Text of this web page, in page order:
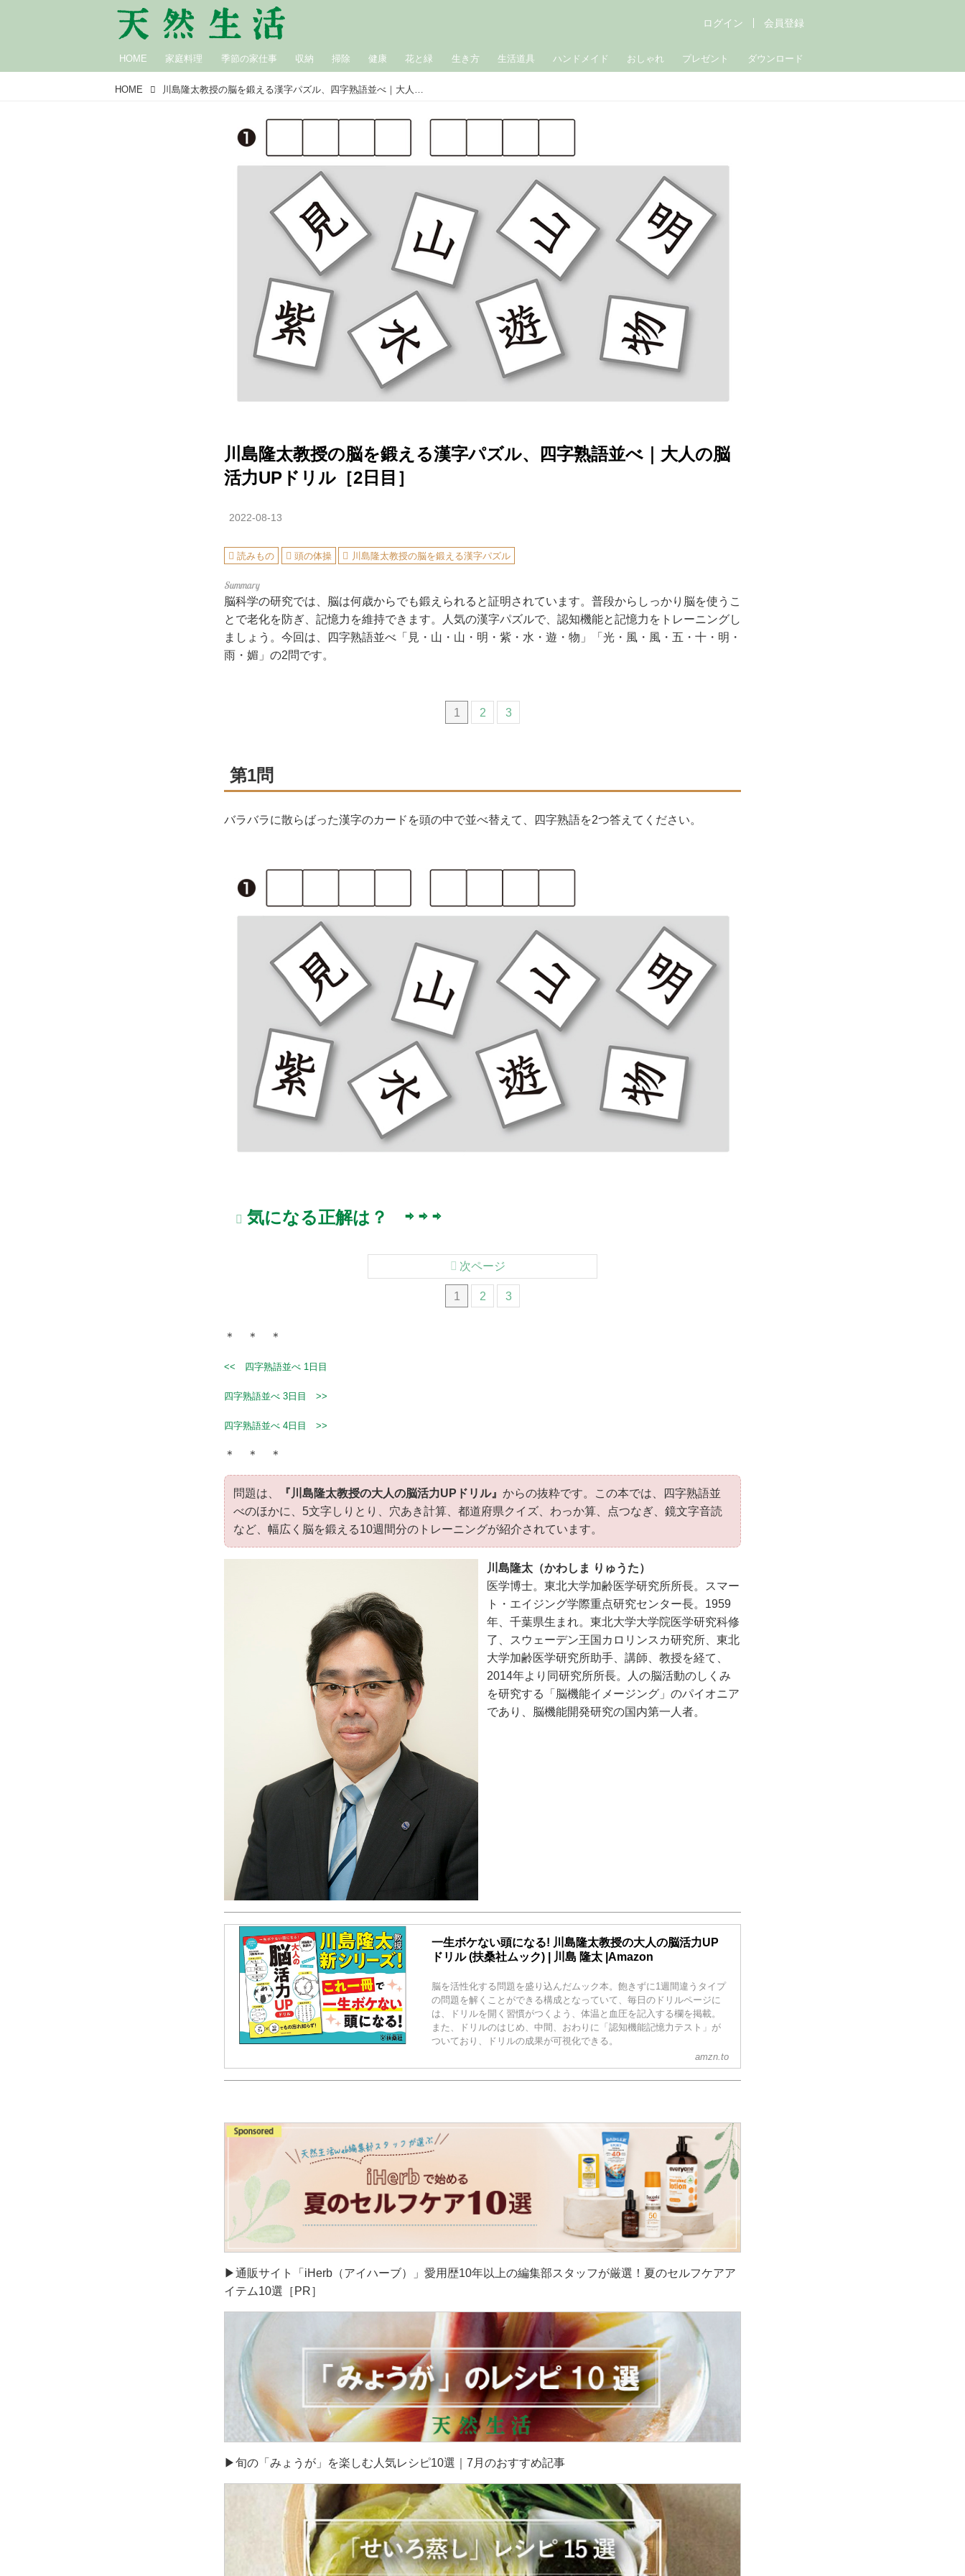
HOME 家庭料理 季節の家仕事 収納 掃除 健康 花と緑 生き方 生活道具 ハンドメイド おしゃれ プレゼント ダウンロード
ログイン 会員登録
HOME 川島隆太教授の脳を鍛える漢字パズル、四字熟語並べ｜大人の脳活力UPドリル［2日目］
川島隆太教授の脳を鍛える漢字パズル、四字熟語並べ｜大人の脳
活力UPドリル［2日目］
2022-08-13
読みもの 頭の体操 川島隆太教授の脳を鍛える漢字パズル
脳科学の研究では、脳は何歳からでも鍛えられると証明されています。普段からしっかり脳を使うこ
とで老化を防ぎ、記憶力を維持できます。人気の漢字パズルで、認知機能と記憶力をトレーニングし
ましょう。今回は、四字熟語並べ「見・山・山・明・紫・水・遊・物」「光・風・風・五・十・明・
雨・媚」の2問です。
1 2 3
第1問
バラバラに散らばった漢字のカードを頭の中で並べ替えて、四字熟語を2つ答えてください。
気になる正解は？ ⇨ ⇨ ⇨
1 2 3
次ページ
＊ ＊ ＊
<< 四字熟語並べ 1日目
四字熟語並べ 3日目 >>
四字熟語並べ 4日目 >>
＊ ＊ ＊
問題は、 『川島隆太教授の大人の脳活力UPドリル』 からの抜粋です。この本では、四字熟語並
べのほかに、5文字しりとり、穴あき計算、都道府県クイズ、わっか算、点つなぎ、鏡文字音読
など、幅広く脳を鍛える10週間分のトレーニングが紹介されています。
川島隆太（かわしま りゅうた）
医学博士。東北大学加齢医学研究所所長。スマー
ト・エイジング学際重点研究センター長。1959
年、千葉県生まれ。東北大学大学院医学研究科修
了、スウェーデン王国カロリンスカ研究所、東北
大学加齢医学研究所助手、講師、教授を経て、
2014年より同研究所所長。人の脳活動のしくみ
を研究する「脳機能イメージング」のパイオニア
であり、脳機能開発研究の国内第一人者。
一生ボケない頭になる! 川島隆太教授の大人の脳活力UP
ドリル (扶桑社ムック) | 川島 隆太 |Amazon
脳を活性化する問題を盛り込んだムック本。飽きずに1週間違うタイプ
の問題を解くことができる構成となっていて、毎日のドリルページに
は、ドリルを開く習慣がつくよう、体温と血圧を記入する欄を掲載。
また、ドリルのはじめ、中間、おわりに「認知機能記憶力テスト」が
ついており、ドリルの成果が可視化できる。
amzn.to
▶通販サイト「iHerb（アイハーブ）」愛用歴10年以上の編集部スタッフが厳選！夏のセルフケアア
イテム10選［PR］
▶旬の「みょうが」を楽しむ人気レシピ10選｜7月のおすすめ記事